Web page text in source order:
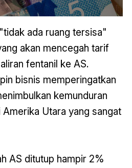
ada ruang tersisa"
akan mencegah tarif
fentanil ke AS.
bisnis memperingatkan
kemunduran
Utara yang sangat
AS ditutup hampir 2%